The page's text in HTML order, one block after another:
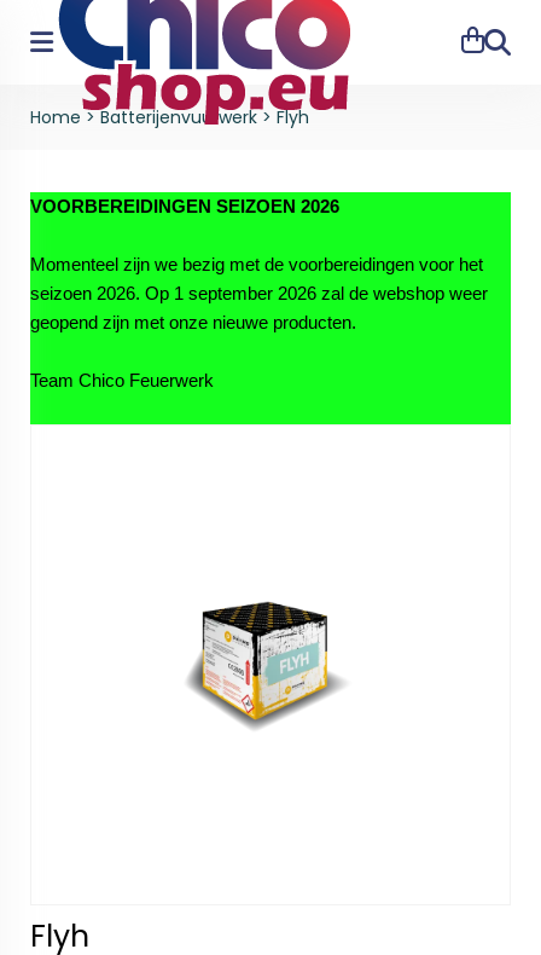
Home >Batterijenvuurwerk> Flyh
VOORBEREIDINGEN SEIZOEN 2026
Momenteel zijn we bezig met de voorbereidingen voor het
seizoen 2026. Op 1 september 2026 zal de webshop weer
geopend zijn met onze nieuwe producten.
Team Chico Feuerwerk
Flyh